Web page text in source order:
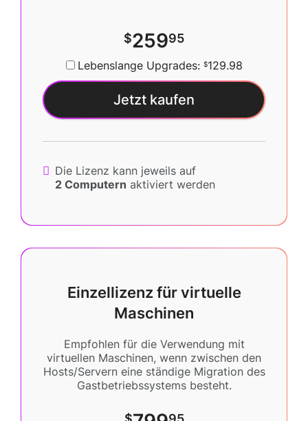
$25995
Lebenslange Upgrades: $129.98
Jetzt kaufen
Die Lizenz kann jeweils auf
2 Computern aktiviert werden
Einzellizenz für virtuelle
Maschinen
Empfohlen für die Verwendung mit
virtuellen Maschinen, wenn zwischen den
Hosts/Servern eine ständige Migration des
Gastbetriebssystems besteht.